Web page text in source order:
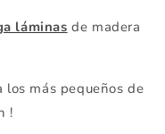
láminas de madera
los más pequeños de
!